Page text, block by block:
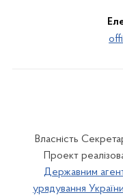
Власність
Проект
Державним
урядування України